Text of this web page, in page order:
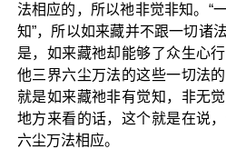
法相应的，所以祂非觉非知。“
知”，所以如来藏并不跟一切诸
是，如来藏祂却能够了众生心
他三界六尘万法的这些一切法
就是如来藏祂非有觉知，非无
地方来看的话，这个就是在说
六尘万法相应。